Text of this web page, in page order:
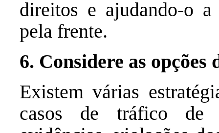
direitos e ajudando-o
pela frente.
6. Considere as opções
Existem várias
casos de tráfico de